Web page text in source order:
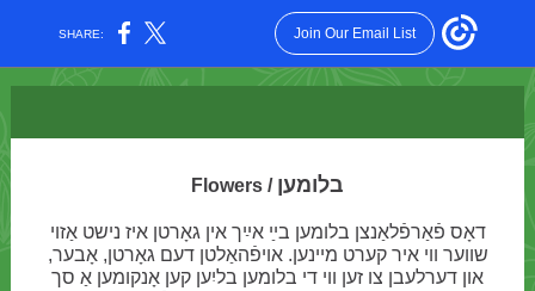
SHARE: Join Our Email List
Flowers / בלומען
דאָס פֿאַרפֿלאַנצן בלומען בײַ אײַך אין גאָרטן איז נישט אַזוי
שווער ווי איר קערט מיינען. אויפֿהאַלטן דעם גאָרטן, אָבער,
און דערלעבן צו זען ווי די בלומען בליִען קען אָנקומען אַ סך